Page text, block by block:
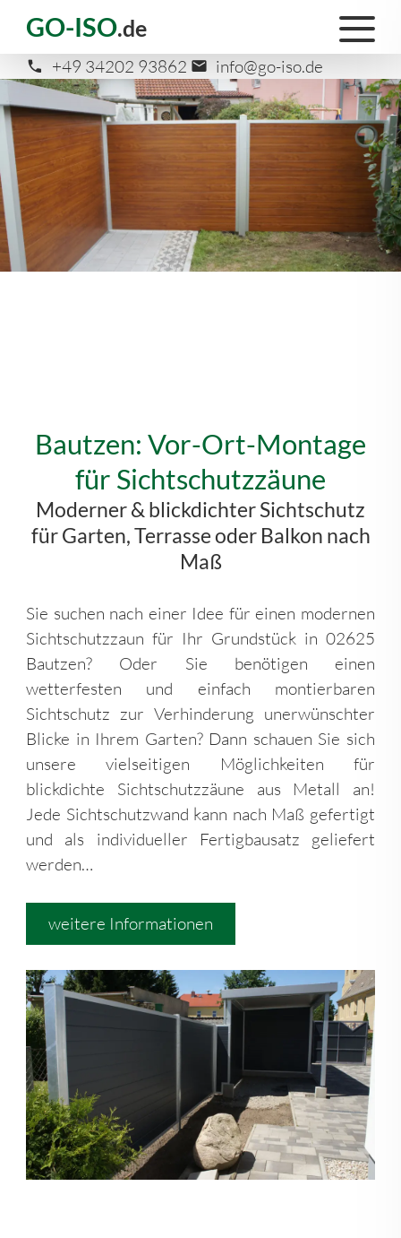
GO-ISO.de
+49 34202 93862 info@go-iso.de
Bautzen: Vor-Ort-Montage
für Sichtschutzzäune
Moderner & blickdichter Sichtschutz
für Garten, Terrasse oder Balkon nach
Maß
Sie suchen nach einer Idee für einen modernen
Sichtschutzzaun für Ihr Grundstück in 02625
Bautzen? Oder Sie benötigen einen
wetterfesten und einfach montierbaren
Sichtschutz zur Verhinderung unerwünschter
Blicke in Ihrem Garten? Dann schauen Sie sich
unsere vielseitigen Möglichkeiten für
blickdichte Sichtschutzzäune aus Metall an!
Jede Sichtschutzwand kann nach Maß gefertigt
und als individueller Fertigbausatz geliefert
werden…
weitere Informationen